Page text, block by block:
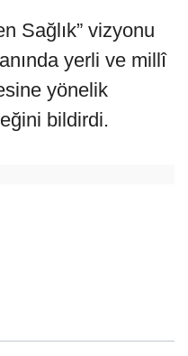
Sağlık” vizyonu
yerli ve millî
yönelik
bildirdi.